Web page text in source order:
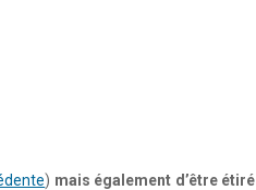
) mais également d’être étiré